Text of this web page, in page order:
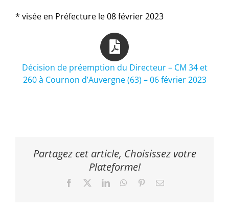
* visée en Préfecture le 08 février 2023
Décision de préemption du Directeur – CM 34 et
260 à Cournon d’Auvergne (63) – 06 février 2023
Partagez cet article, Choisissez votre
Plateforme!
Facebook LinkedInWhatsApp
PinterestEmail